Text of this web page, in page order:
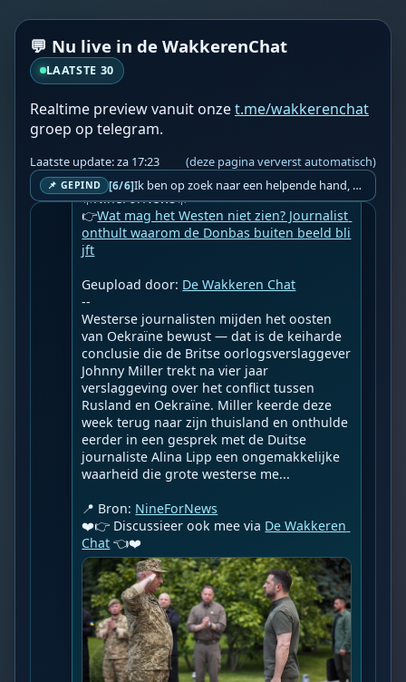
💬 Nu live in de WakkerenChat
LAATSTE 30
Realtime preview vanuit onzet.me/wakkerenchat
groep op telegram.
Laatste update: za 17:23 (deze pagina ververst automatisch)
📌 GEPIND [6/6] Ik ben op zoek naar een helpende hand, een menselijk oog, een admin die helpt met controleren of de chat wel correct word gemodereerd word door NoMoSpam. 98% gaat automatisch goed, toch ik dit nooit helemaal loslaten en moet er altijd een mens mee blijven opletten bij elke beslissing die gemaakt word. Waar bestaan de werkzaamheden uit? Mee kijken in admin log kanaal naar alle drugs/porno/scams die voorbij komen en in het geval van een randgevalletje, ingrijpen en b.v. een verwijderd maar wel toegestaan bericht terug plaatsen met een druk op de knop. tsja zo banaal en simpel is het gesteld.. Word je hier blij van? Nee. Strookt het je ego? Nee. Word je er beter van? Nee. Kost het veel tijd? Totaal niet, consistentie en regelmaat is belangrijker dan 'er even voor kunnen gaan zitten'.. het werk is in een paar seconden gepiept.. je checkt puur of AI de juiste beslissing heeft gemaakt.. …
WF Wakkere Fabels
☀️NineForNews☀️
👉Wat mag het Westen niet zien? Journalist
onthult waarom de Donbas buiten beeld bli
jft
Geupload door: De Wakkeren Chat
--
Westerse journalisten mijden het oosten
van Oekraïne bewust — dat is de keiharde
conclusie die de Britse oorlogsverslaggever
Johnny Miller trekt na vier jaar
verslaggeving over het conflict tussen
Rusland en Oekraïne. Miller keerde deze
week terug naar zijn thuisland en onthulde
eerder in een gesprek met de Duitse
journaliste Alina Lipp een ongemakkelijke
waarheid die grote westerse me...
📍 Bron: NineForNews
❤️👉 Discussieer ook mee via De Wakkeren
Chat 👈❤️